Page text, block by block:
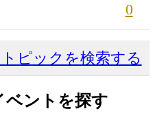
0
ピックを検索する
ベントを探す